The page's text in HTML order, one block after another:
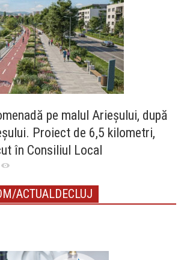
pe malul Arieșului, după
Proiect de 6,5 kilometri,
în Consiliul Local
ACTUALDECLUJ